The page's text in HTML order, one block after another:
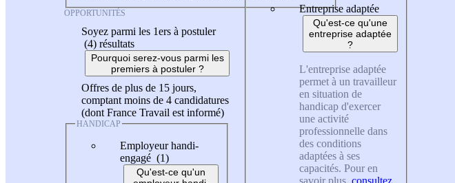
OPPORTUNITÉS
Soyez parmi les 1ers à postuler
(4) résultats
Pourquoi serez-vous parmi les
premiers à postuler ?
Offres de plus de 15 jours,
comptant moins de 4 candidatures
(dont France Travail est informé)
HANDICAP
Employeur handi-
engagé (1)
Qu'est-ce qu'un
Entreprise adaptée
Qu'est-ce qu'une
entreprise adaptée
?
L'entreprise adaptée
permet à un travailleur
en situation de
handicap d'exercer
une activité
professionnelle dans
des conditions
adaptées à ses
capacités. Pour en
savoir plus, consultez